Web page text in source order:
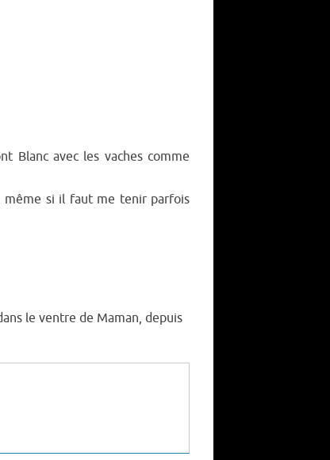
Blanc avec les vaches comme
même si il faut me tenir parfois
le ventre de Maman, depuis